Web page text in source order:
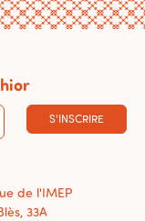
S'INSCRIRE
de l'IMEP
33A